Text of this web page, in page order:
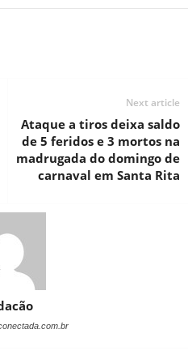
Next article
Ataque a tiros deixa saldo
de 5 feridos e 3 mortos na
madrugada do domingo de
carnaval em Santa Rita